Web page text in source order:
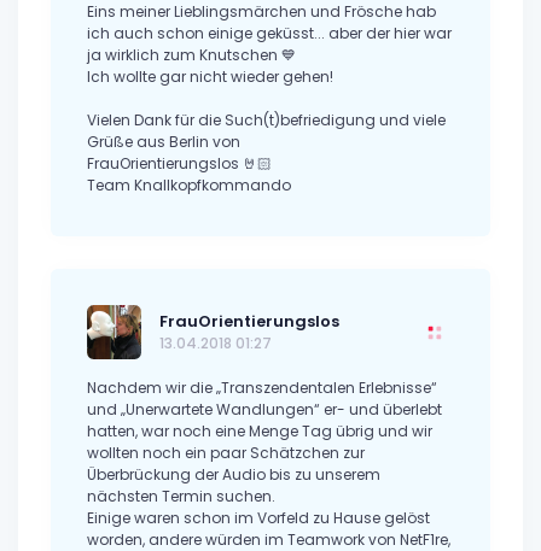
Eins meiner Lieblingsmärchen und Frösche hab
ich auch schon einige geküsst... aber der hier war
ja wirklich zum Knutschen 💙
Ich wollte gar nicht wieder gehen!
Vielen Dank für die Such(t)befriedigung und viele
Grüße aus Berlin von
FrauOrientierungslos 🤘🏻
Team Knallkopfkommando
FrauOrientierungslos
13.04.2018 01:27
Nachdem wir die „Transzendentalen Erlebnisse“
und „Unerwartete Wandlungen“ er- und überlebt
hatten, war noch eine Menge Tag übrig und wir
wollten noch ein paar Schätzchen zur
Überbrückung der Audio bis zu unserem
nächsten Termin suchen.
Einige waren schon im Vorfeld zu Hause gelöst
worden, andere würden im Teamwork von NetF1re,